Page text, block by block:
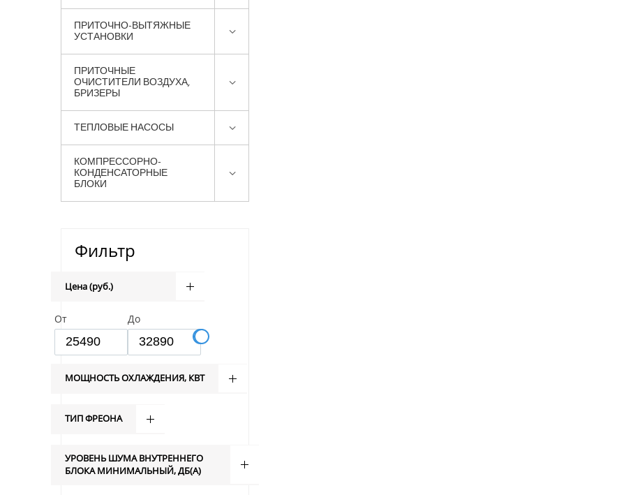
ПРИТОЧНО-ВЫТЯЖНЫЕ
УСТАНОВКИ
ПРИТОЧНЫЕ
ОЧИСТИТЕЛИ ВОЗДУХА,
БРИЗЕРЫ
ТЕПЛОВЫЕ НАСОСЫ
КОМПРЕССОРНО-
КОНДЕНСАТОРНЫЕ
БЛОКИ
Фильтр
Цена (руб.)
От До
МОЩНОСТЬ ОХЛАЖДЕНИЯ, КВТ
ТИП ФРЕОНА
УРОВЕНЬ ШУМА ВНУТРЕННЕГО
БЛОКА МИНИМАЛЬНЫЙ, ДБ(А)